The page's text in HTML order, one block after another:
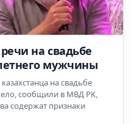
на свадьбе
мужчины
на свадьбе
сообщили в МВД РК,
содержат признаки